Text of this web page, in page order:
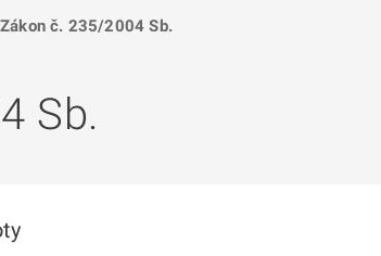
Zákon č. 235/2004 Sb.
Sb.